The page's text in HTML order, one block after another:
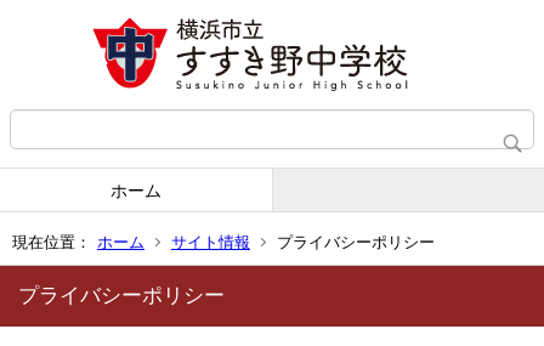
ホーム
現在位置： ホーム サイト情報 プライバシーポリシー
プライバシーポリシー